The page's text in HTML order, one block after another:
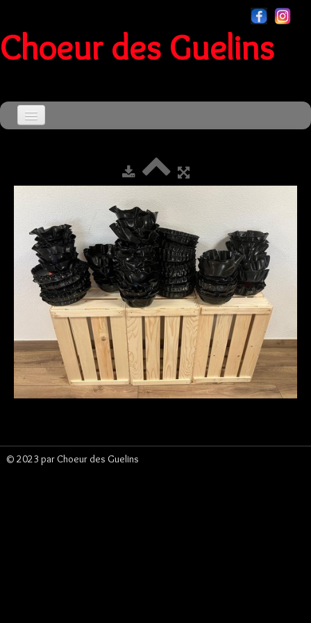
Choeur des Guelins
Le Choeur
Souvenirs ▼
Sensationnel
Contact
Espace membre▼
Vente de vins
© 2023 par Choeur des Guelins